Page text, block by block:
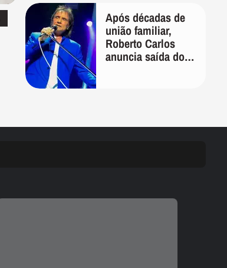
Após décadas de
união familiar,
Roberto Carlos
anuncia saída do